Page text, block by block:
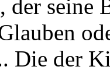
der seine
Die der